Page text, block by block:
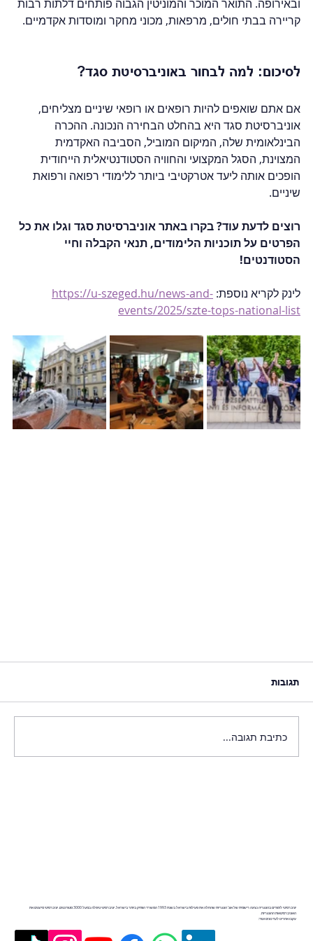
ובאירופה. התואר המוכר והמוניטין הגבוה פותחים דלתות רבות
קריירה בבתי חולים, מרפאות, מכוני מחקר ומוסדות אקדמיים.
לסיכום: למה לבחור באוניברסיטת סגד?
אם אתם שואפים להיות רופאים או רופאי שיניים מצליחים,
אוניברסיטת סגד היא בהחלט הבחירה הנכונה. ההכרה
הבינלאומית שלה, המיקום המוביל, הסביבה האקדמית
המצוינת, הסגל המקצועי והחוויה הסטודנטיאלית הייחודית
הופכים אותה ליעד אטרקטיבי ביותר ללימודי רפואה ורפואת
שיניים.
רוצים לדעת עוד? בקרו באתר אוניברסיטת סגד וגלו את כל
הפרטים על תוכניות הלימודים, תנאי הקבלה וחיי
הסטודנטים!
לינק לקריא נוספת: https://u-szeged.hu/news-and-
events/2025/szte-tops-national-list
תגובות
כתיבת תגובה...
יוניברסיטי לימודים בהונגריה נציגה רישמית של אונ' הונגריות שהחלה את פעילות בישראל בשנת 1993 המשרד הוותיק ביותר בישראל. יוניברסיטי טיפלה במעל 3000 סטודנטים. יוניברסיטי מייצגים את
האוניברסיטאות ההונגריות.
עקבו אחרינו לעדכונים ועוד: